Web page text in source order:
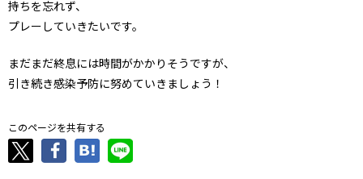
持ちを忘れず、
プレーしていきたいです。
まだまだ終息には時間がかかりそうですが、
引き続き感染予防に努めていきましょう！
このページを共有する